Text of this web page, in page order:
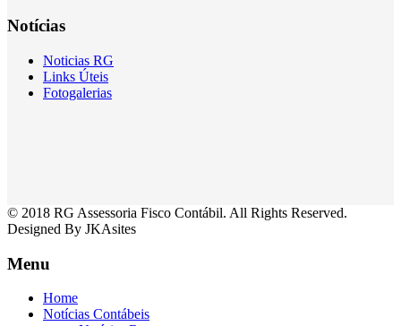
Notícias
Noticias RG
Links Úteis
Fotogalerias
© 2018 RG Assessoria Fisco Contábil. All Rights Reserved.
Designed By JKAsites
Menu
Home
Notícias Contábeis